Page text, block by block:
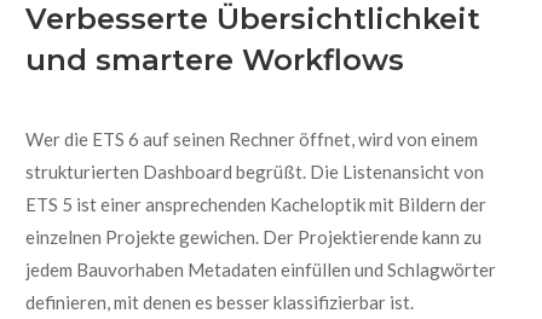
Verbesserte Übersichtlichkeit
und smartere Workflows
Wer die ETS 6 auf seinen Rechner öffnet, wird von einem
strukturierten Dashboard begrüßt. Die Listenansicht von
ETS 5 ist einer ansprechenden Kacheloptik mit Bildern der
einzelnen Projekte gewichen. Der Projektierende kann zu
jedem Bauvorhaben Metadaten einfüllen und Schlagwörter
definieren, mit denen es besser klassifizierbar ist.